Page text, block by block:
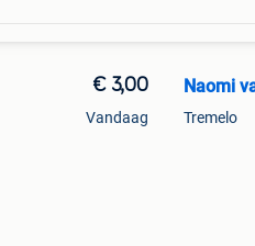
€ 3,00
Vandaag
Naomi
Tremelo